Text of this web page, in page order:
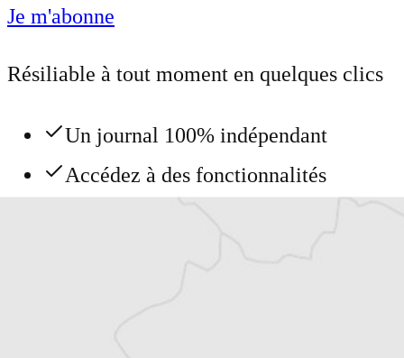
Je m'abonne
Résiliable à tout moment en quelques clics
Un journal 100% indépendant
Accédez à des fonctionnalités